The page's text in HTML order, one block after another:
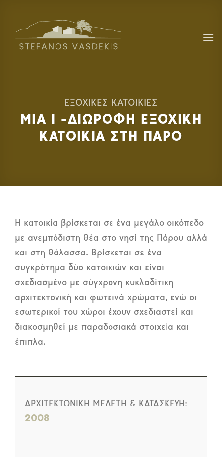
content
ΕΞΟΧΙΚΕΣ ΚΑΤΟΙΚΙΕΣ
MIA I -ΔΙΩΡΟΦΗ ΕΞΟΧΙΚΗ
ΚΑΤΟΙΚΙΑ ΣΤΗ ΠΑΡΟ
Η κατοικία βρίσκεται σε ένα μεγάλο οικόπεδο
με ανεμπόδιστη θέα στο νησί της Πάρου αλλά
και στη θάλασσα. Βρίσκεται σε ένα
συγκρότημα δύο κατοικιών και είναι
σχεδιασμένο με σύγχρονη κυκλαδίτικη
αρχιτεκτονική και φωτεινά χρώματα, ενώ οι
εσωτερικοί του χώροι έχουν σχεδιαστεί και
διακοσμηθεί με παραδοσιακά στοιχεία και
έπιπλα.
ΑΡΧΙΤΕΚΤΟΝΙΚΗ ΜΕΛΕΤΗ & ΚΑΤΑΣΚΕΥΗ:
2008